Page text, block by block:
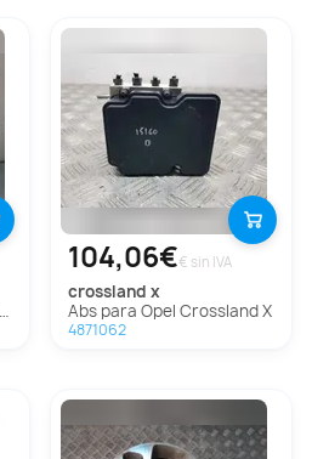
104,06€€ sin IVA
crossland x
Abs para Opel Crossland X
4871062